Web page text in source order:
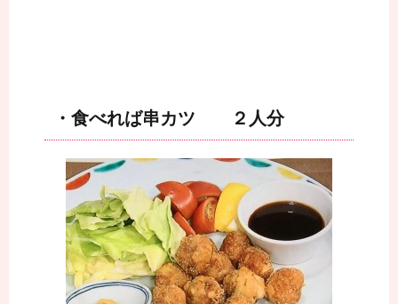
・食べれば串カツ ２人分